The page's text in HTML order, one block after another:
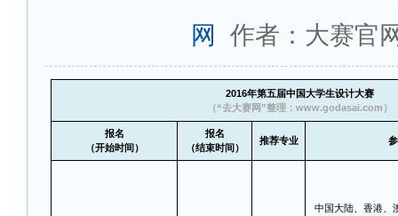
网
作者：大赛官
2016年第五届中国大学生设计大赛
（“去大赛网”整理：www.godasai.com）
报名
（开始时间）
报名
（结束时间）
推荐专业
中国大陆、香港、